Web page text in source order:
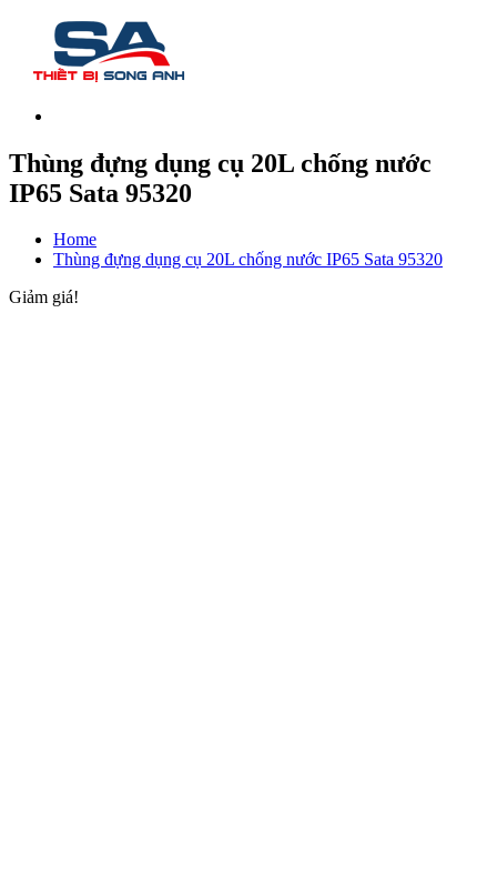
Thùng đựng dụng cụ 20L chống nước
IP65 Sata 95320
Home
Thùng đựng dụng cụ 20L chống nước IP65 Sata 95320
Giảm giá!